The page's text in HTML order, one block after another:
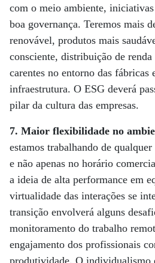
com o meio ambiente,
boa governança. Teremos mais
renovável, produtos mais
consciente, distribuição de
carentes no entorno das fábricas
infraestrutura. O ESG deverá
pilar da cultura das empresas.
7. Maior flexibilidade no
estamos trabalhando de
e não apenas no horário
a ideia de alta performance em
virtualidade das interações se
transição envolverá alguns
monitoramento do trabalho
engajamento dos profissionais
produtividade. O individualismo